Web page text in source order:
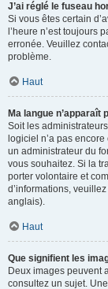
J’ai réglé le fuseau
Si vous êtes certain
l’heure n’est toujours
erronée. Veuillez
problème.
Haut
Ma langue n’apparaît
Soit les
logiciel n’a pas
un administrateur du
vous souhaitez. Si la
porter volontaire et
d’informations,
anglais).
Haut
Que signifient les
Deux images peuvent
consultez un sujet.